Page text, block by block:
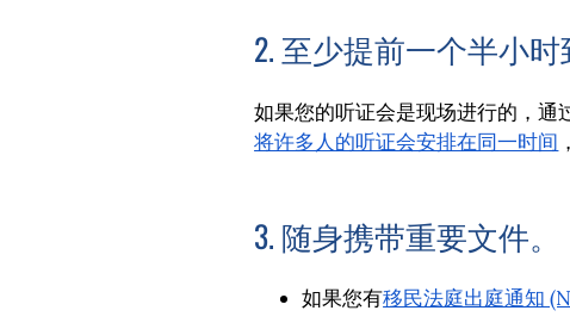
2. 至少提前一个半小时
如果您的听证会是现场进行的，通
将许多人的听证会安排在同一时间
3. 随身携带重要文件。
如果您有移民法庭出庭通知